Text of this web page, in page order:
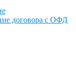
договора с ОФД